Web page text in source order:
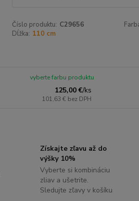
Číslo produktu: C29656
Dĺžka: 110 cm
125,00 €/ks
101,63 € bez DPH
vyberte farbu produktu
Získajte zľavu až do
výšky 10%
Vyberte si kombináciu
zliav a ušetrite.
Sledujte zľavy v košíku